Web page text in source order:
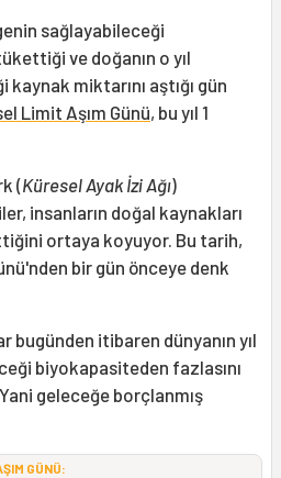
sağlayabileceği
ve doğanın o yıl
miktarını aştığı gün
Limit Aşım Günü, bu yıl 1
(Küresel Ayak İzi Ağı)
insanların doğal kaynakları
ortaya koyuyor. Bu tarih,
bir gün önceye denk
bugünden itibaren dünyanın yıl
biyokapasiteden fazlasını
geleceğe borçlanmış
GÜNÜ: